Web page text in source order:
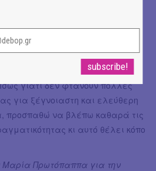
Δεν ονειροπολώ αρκετά.
και υπολογισμούς,
χωρίς σαφές
γιατί δεν φτάνουν πολλές
για ξέγνοιαστη και ελεύθερη
προσπαθώ να βλέπω καθαρά τις
κι αυτό θέλει κόπο
Μαρία Πρωτόπαππα για την